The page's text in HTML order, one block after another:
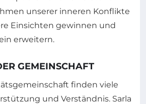
unserer inneren Konflikte
Einsichten gewinnen und
erweitern.
GEMEINSCHAFT
finden viele
und Verständnis. Sarla